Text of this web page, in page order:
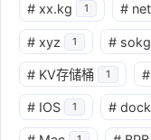
# xx.kg 1 #
# xyz 1 # sokg
# KV存储桶 1 #
# IOS 1 #